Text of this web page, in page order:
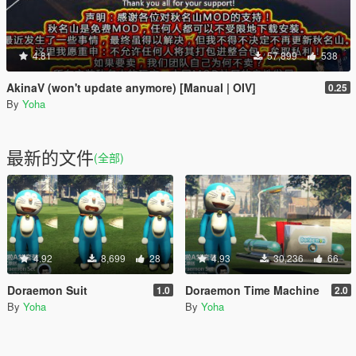
4.81 57,899 538
AkinaV (won't update anymore) [Manual | OIV] 0.25
By Yoha
最新的文件(全部)
4.92 8,699 28
Doraemon Suit 1.0
By Yoha
4.93 30,236 66
Doraemon Time Machine 2.0
By Yoha